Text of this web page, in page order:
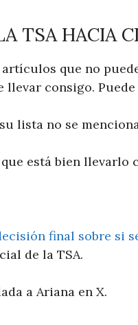
TSA HACIA
que no
llevar consigo.
lista no se
está bien llevarlo
final sobre si
de la TSA.
a Ariana en X.